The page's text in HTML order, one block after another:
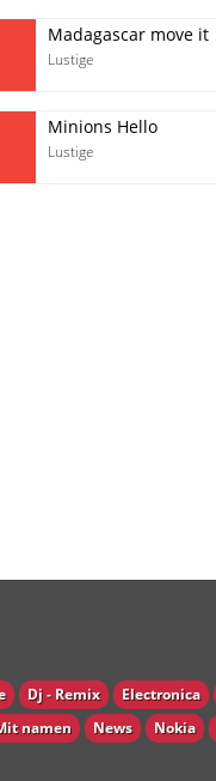
Madagascar move it
Lustige
Minions Hello
Lustige
Dj - Remix Electronica
namen News Nokia